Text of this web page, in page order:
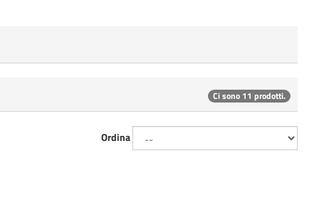
Ci sono 11 prodotti.
Ordina